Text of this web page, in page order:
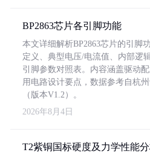
BP2863芯片各引脚功能
本文详细解析BP2863芯片的引脚
定义、典型电压/电流值、内部逻
引脚参数对照表。内容涵盖驱动
用电路设计要点，数据参考自杭
（版本V1.2）。
2026年8月4日
T2紫铜国标硬度及力学性能